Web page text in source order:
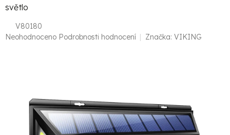
světlo
V80180
Průměrné
hvězdiček.
Neohodnoceno Podrobnosti hodnocení Značka: VIKING